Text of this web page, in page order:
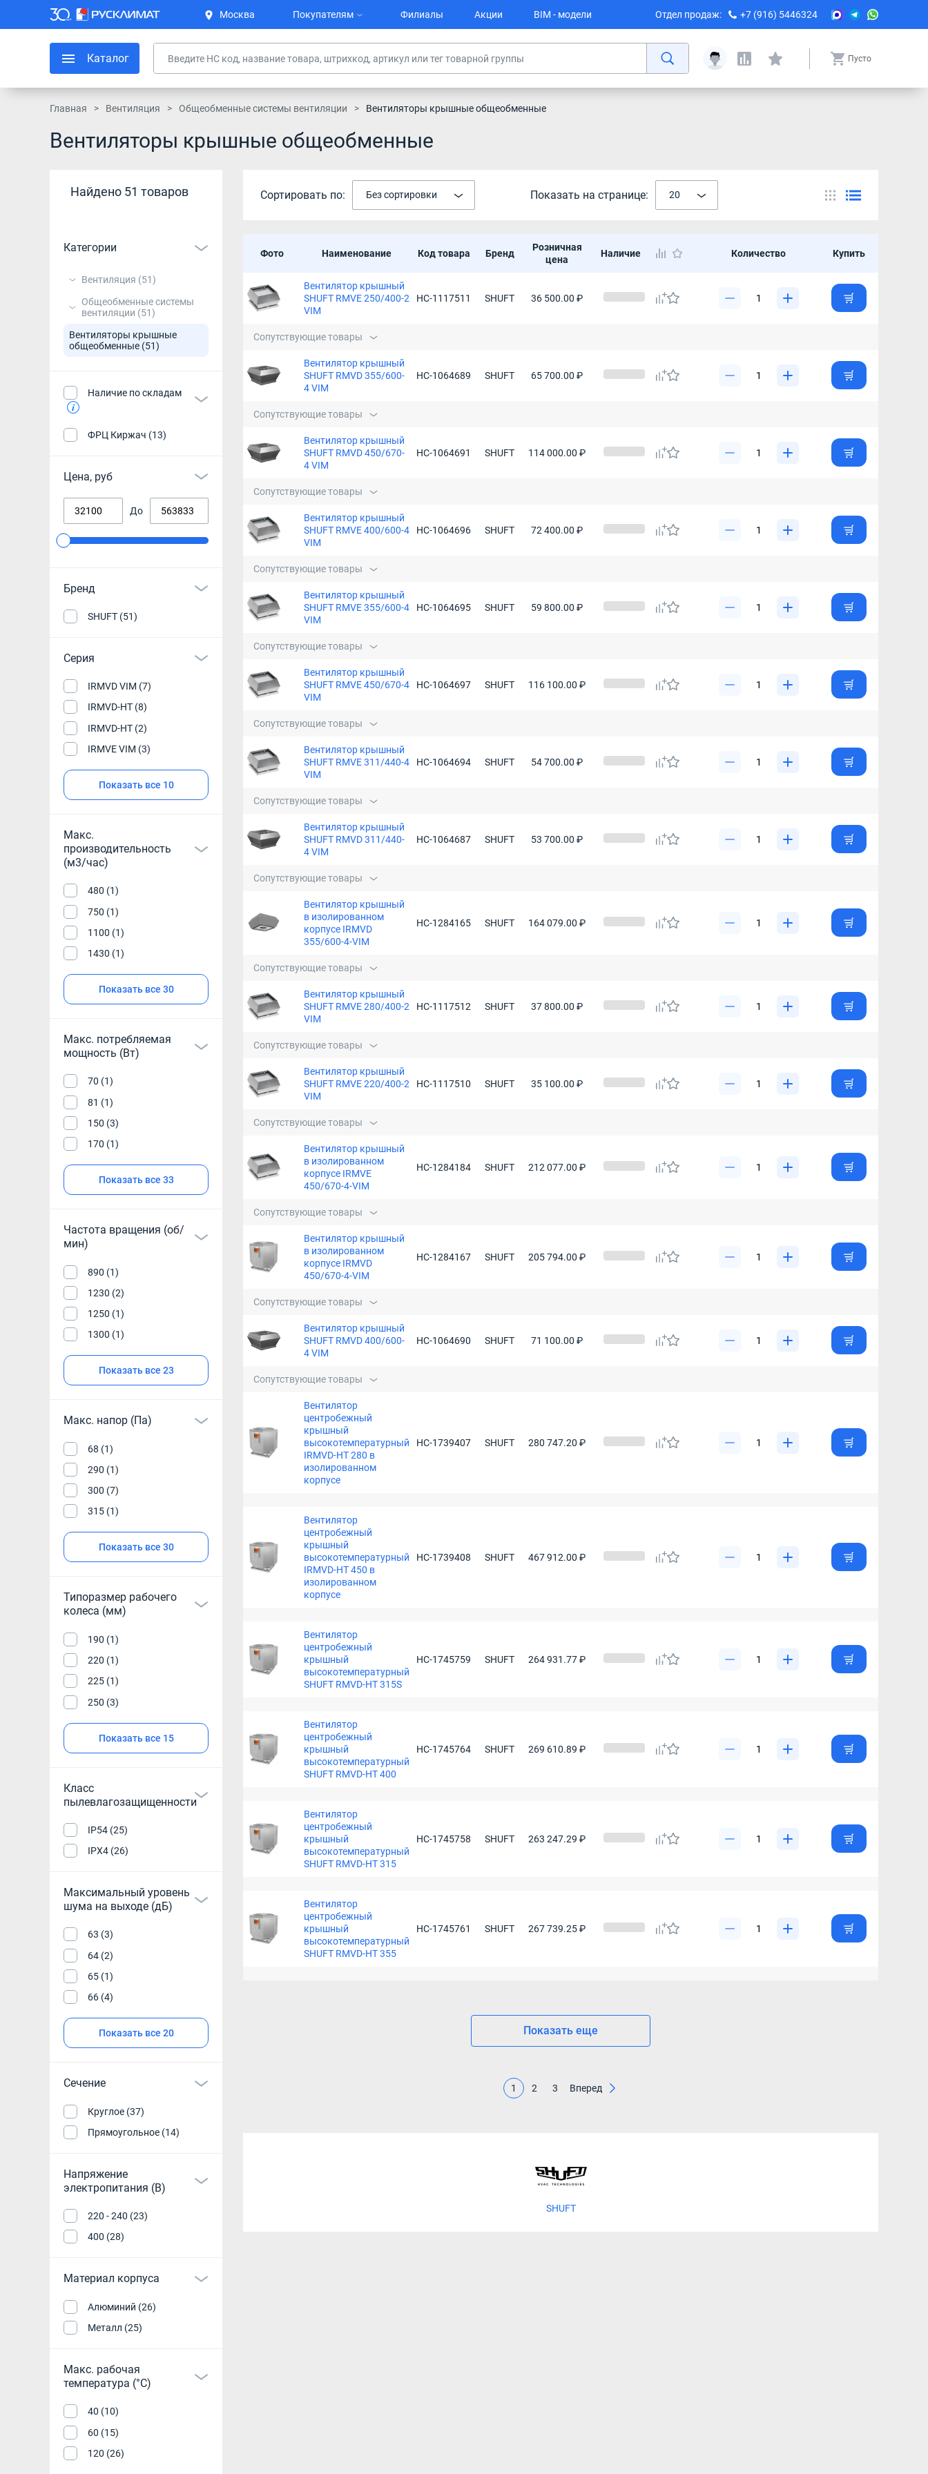
Москва Покупателям Филиалы Акции BIM - модели Отдел продаж: +7 (916) 5446324
Каталог Пусто
Главная Вентиляция Общеобменные системы вентиляции Вентиляторы крышные общеобменные
Вентиляторы крышные общеобменные
Найдено 51 товаров
Категории
Вентиляция (51)
Общеобменные системы
вентиляции (51)
Вентиляторы крышные
общеобменные (51)
Наличие по складам
ФРЦ Киржач (13)
Цена, руб
До
Бренд
SHUFT (51)
Серия
IRMVD VIM (7)
IRMVD-HT (8)
IRMVD-HT (2)
IRMVE VIM (3)
Показать все 10
Макс.
производительность
(м3/час)
480 (1)
750 (1)
1100 (1)
1430 (1)
Показать все 30
Макс. потребляемая
мощность (Вт)
70 (1)
81 (1)
150 (3)
170 (1)
Показать все 33
Частота вращения (об/
мин)
890 (1)
1230 (2)
1250 (1)
1300 (1)
Показать все 23
Макс. напор (Па)
68 (1)
290 (1)
300 (7)
315 (1)
Показать все 30
Типоразмер рабочего
колеса (мм)
190 (1)
220 (1)
225 (1)
250 (3)
Показать все 15
Класс
пылевлагозащищенности
IP54 (25)
IPX4 (26)
Максимальный уровень
шума на выходе (дБ)
63 (3)
64 (2)
65 (1)
66 (4)
Показать все 20
Сечение
Круглое (37)
Прямоугольное (14)
Напряжение
электропитания (В)
220 - 240 (23)
400 (28)
Материал корпуса
Алюминий (26)
Металл (25)
Макс. рабочая
температура (°С)
40 (10)
60 (15)
120 (26)
Сортировать по: Без сортировки Показать на странице: 20
Фото Наименование Код товара Бренд
Розничная
цена
Наличие Количество Купить
Вентилятор крышный
SHUFT RMVE 250/400-2
VIM
НС-1117511 SHUFT 36 500.00 ₽
Сопутствующие товары
Вентилятор крышный
SHUFT RMVD 355/600-
4 VIM
НС-1064689 SHUFT 65 700.00 ₽
Сопутствующие товары
Вентилятор крышный
SHUFT RMVD 450/670-
4 VIM
НС-1064691 SHUFT 114 000.00 ₽
Сопутствующие товары
Вентилятор крышный
SHUFT RMVE 400/600-4
VIM
НС-1064696 SHUFT 72 400.00 ₽
Сопутствующие товары
Вентилятор крышный
SHUFT RMVE 355/600-4
VIM
НС-1064695 SHUFT 59 800.00 ₽
Сопутствующие товары
Вентилятор крышный
SHUFT RMVE 450/670-4
VIM
НС-1064697 SHUFT 116 100.00 ₽
Сопутствующие товары
Вентилятор крышный
SHUFT RMVE 311/440-4
VIM
НС-1064694 SHUFT 54 700.00 ₽
Сопутствующие товары
Вентилятор крышный
SHUFT RMVD 311/440-
4 VIM
НС-1064687 SHUFT 53 700.00 ₽
Сопутствующие товары
Вентилятор крышный
в изолированном
корпусе IRMVD
355/600-4-VIM
НС-1284165 SHUFT 164 079.00 ₽
Сопутствующие товары
Вентилятор крышный
SHUFT RMVE 280/400-2
VIM
НС-1117512 SHUFT 37 800.00 ₽
Сопутствующие товары
Вентилятор крышный
SHUFT RMVE 220/400-2
VIM
НС-1117510 SHUFT 35 100.00 ₽
Сопутствующие товары
Вентилятор крышный
в изолированном
корпусе IRMVE
450/670-4-VIM
НС-1284184 SHUFT 212 077.00 ₽
Сопутствующие товары
Вентилятор крышный
в изолированном
корпусе IRMVD
450/670-4-VIM
НС-1284167 SHUFT 205 794.00 ₽
Сопутствующие товары
Вентилятор крышный
SHUFT RMVD 400/600-
4 VIM
НС-1064690 SHUFT 71 100.00 ₽
Сопутствующие товары
Вентилятор
центробежный
крышный
высокотемпературный
IRMVD-HT 280 в
изолированном
корпусе
НС-1739407 SHUFT 280 747.20 ₽
Вентилятор
центробежный
крышный
высокотемпературный
IRMVD-HT 450 в
изолированном
корпусе
НС-1739408 SHUFT 467 912.00 ₽
Вентилятор
центробежный
крышный
высокотемпературный
SHUFT RMVD-HT 315S
НС-1745759 SHUFT 264 931.77 ₽
Вентилятор
центробежный
крышный
высокотемпературный
SHUFT RMVD-HT 400
НС-1745764 SHUFT 269 610.89 ₽
Вентилятор
центробежный
крышный
высокотемпературный
SHUFT RMVD-HT 315
НС-1745758 SHUFT 263 247.29 ₽
Вентилятор
центробежный
крышный
высокотемпературный
SHUFT RMVD-HT 355
НС-1745761 SHUFT 267 739.25 ₽
Показать еще
1 2 3 Вперед
SHUFT